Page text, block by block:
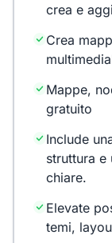
crea e
Crea
Mappe,
gratuito
Include
struttura e
chiare.
Elevate
temi,